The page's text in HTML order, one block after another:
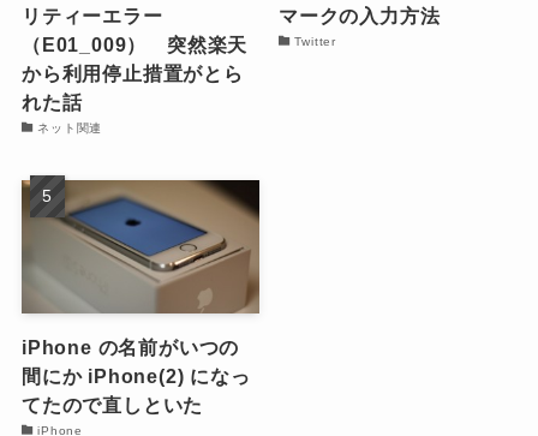
リティーエラー
（E01_009） 突然楽天
から利用停止措置がとら
れた話
ネット関連
マークの入力方法
Twitter
iPhone の名前がいつの
間にか iPhone(2) になっ
てたので直しといた
iPhone